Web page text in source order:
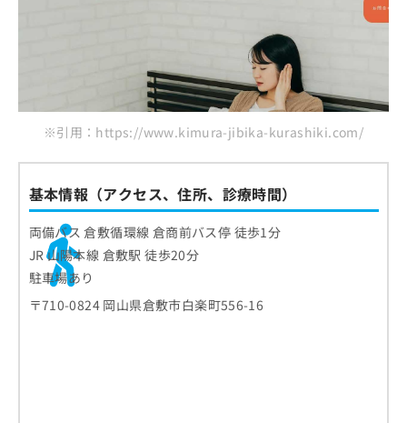
※引用：https://www.kimura-jibika-kurashiki.com/
基本情報（アクセス、住所、診療時間）
両備バス 倉敷循環線 倉商前バス停 徒歩1分
JR 山陽本線 倉敷駅 徒歩20分
駐車場あり
〒710-0824 岡山県倉敷市白楽町556-16